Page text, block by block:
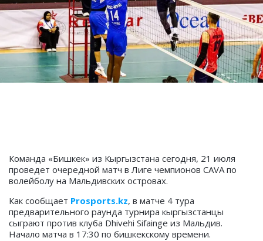
Команда «Бишкек» из Кыргызстана сегодня, 21 июля
проведет очередной матч в Лиге чемпионов CAVA по
волейболу на Мальдивских островах.
Как сообщает Prosports.kz, в матче 4 тура
предварительного раунда турнира кыргызстанцы
сыграют против клуба Dhivehi Sifainge из Мальдив.
Начало матча в 17:30 по бишкекскому времени.